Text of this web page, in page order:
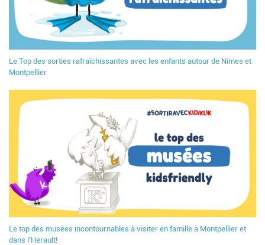
Le Top des sorties rafraîchissantes avec les enfants autour de Nîmes et
Montpellier
Le top des musées incontournables à visiter en famille à Montpellier et
dans l’Hérault!